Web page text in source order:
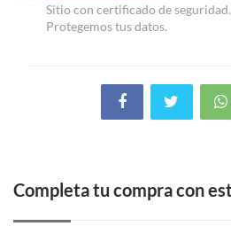
Sitio con certificado de seguridad.
Protegemos tus datos.
Completa tu compra con